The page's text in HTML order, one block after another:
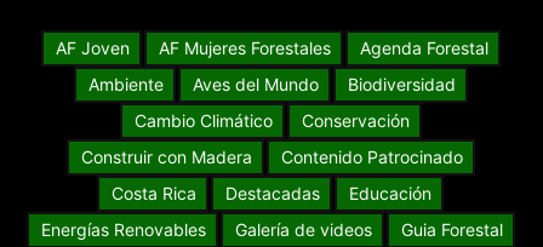
AF Joven AF Mujeres Forestales
Agenda Forestal
Ambiente
Aves del Mundo
Biodiversidad
Cambio Climático
Conservación
Construir con Madera
Contenido Patrocinado
Costa Rica
Destacadas
Educación
Energías Renovables
Galería de videos
Guia Forestal